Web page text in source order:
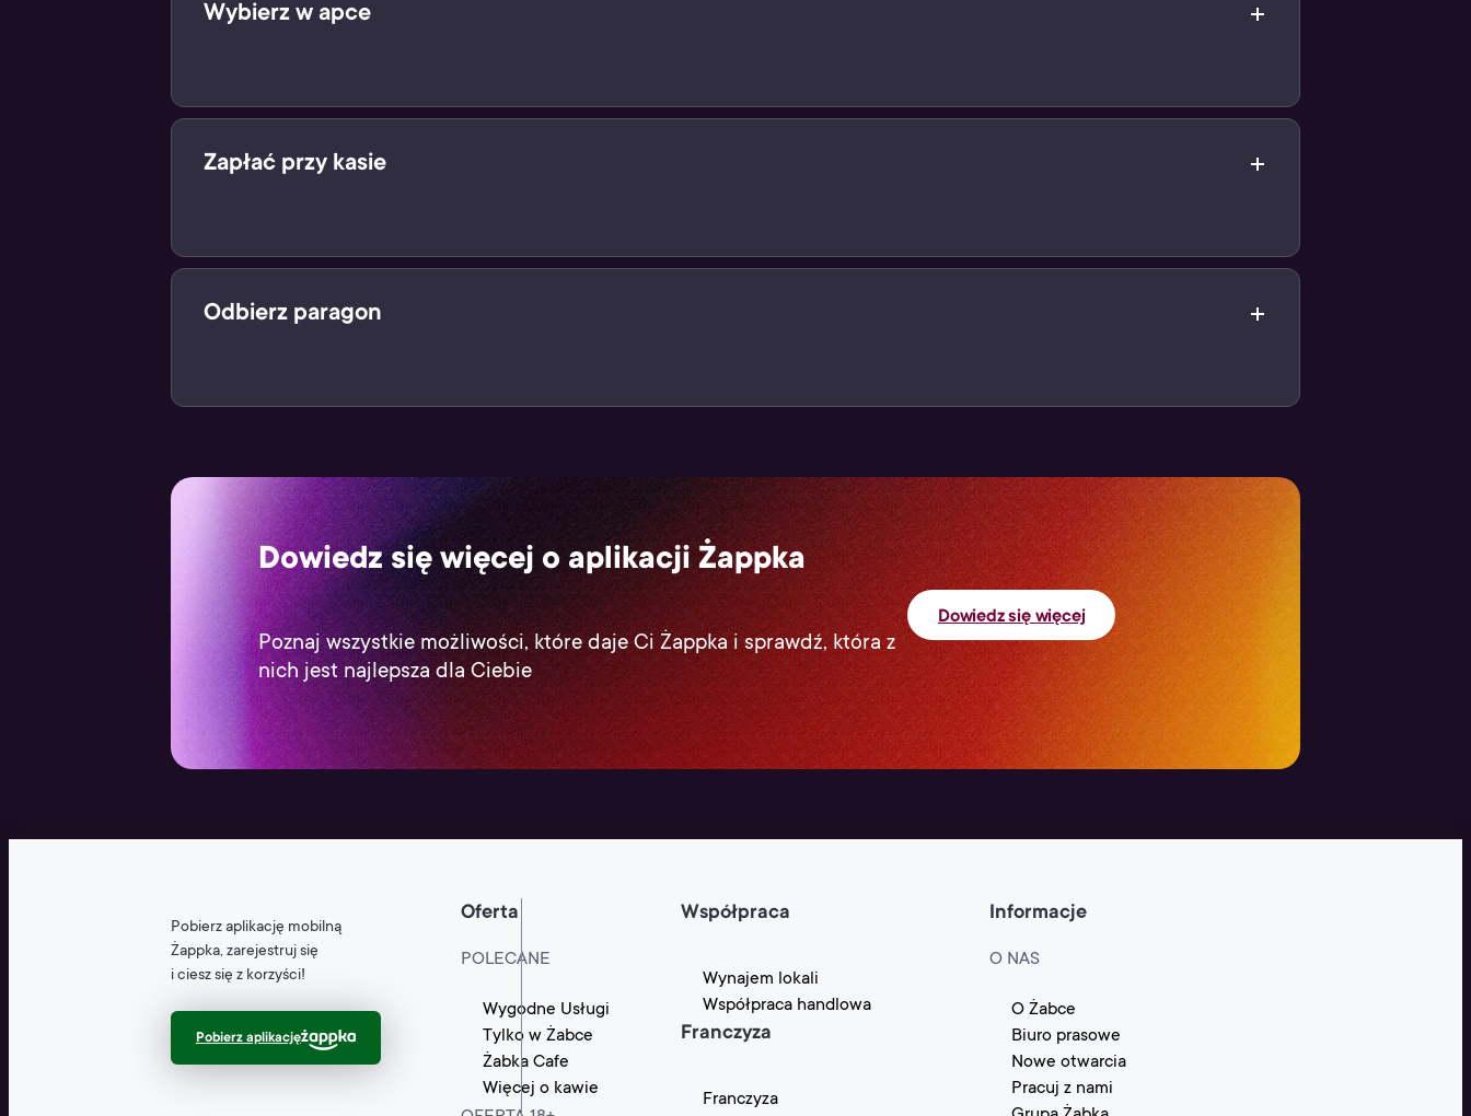
Wybierz w apce
Zapłać przy kasie
Odbierz paragon
Dowiedz się więcej o aplikacji Żappka
Poznaj wszystkie możliwości, które daje Ci Żappka i sprawdź, która z
nich jest najlepsza dla Ciebie
Dowiedz się więcej
Pobierz aplikację mobilną
Żappka, zarejestruj się
i ciesz się z korzyści!
Pobierz aplikację
Oferta
POLECANE
Wygodne Usługi
Tylko w Żabce
Żabka Cafe
Więcej o kawie
Współpraca
Wynajem lokali
Współpraca handlowa
Franczyza
Franczyza
Informacje
O NAS
O Żabce
Biuro prasowe
Nowe otwarcia
Pracuj z nami